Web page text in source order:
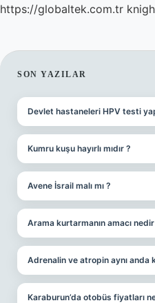
https://globaltek.com.tr
SIDEBAR
SON YAZILAR
Devlet hastaneleri HPV testi
Kumru kuşu hayırlı mıdır ?
Avene İsrail malı mı ?
Arama kurtarmanın amacı nedir
Adrenalin ve atropin aynı anda
Karaburun’da otobüs fiyatları